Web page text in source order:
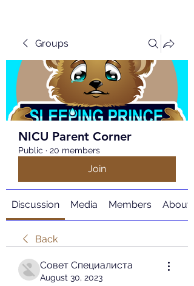
Groups
NICU Parent Corner
Public · 20 members
Join
Discussion Media Members About
Back
Совет Специалиста
August 30, 2023